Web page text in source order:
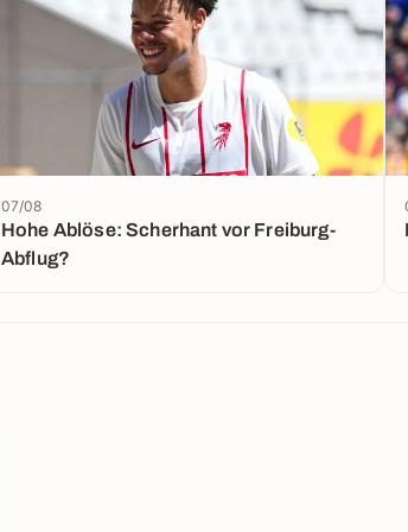
Hohe Ablöse: Scherhant vor Freiburg-
Abflug?
07/08